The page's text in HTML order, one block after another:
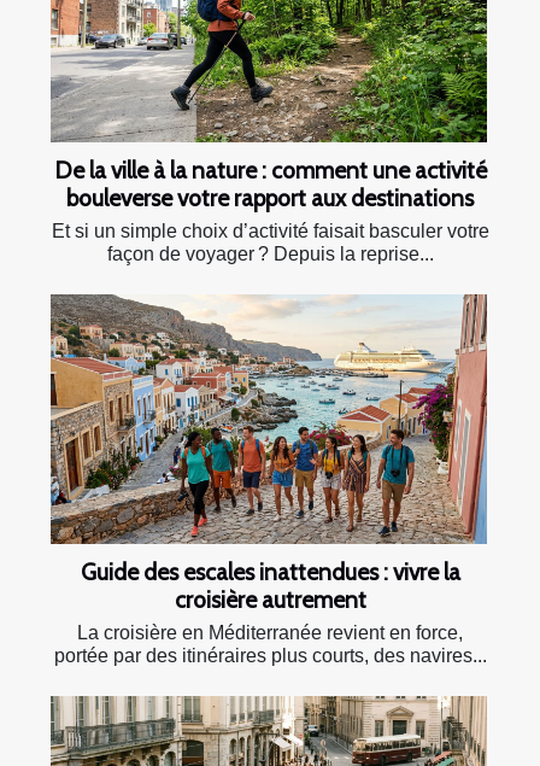
De la ville à la nature : comment une activité
bouleverse votre rapport aux destinations
Et si un simple choix d’activité faisait basculer votre
façon de voyager ? Depuis la reprise...
Guide des escales inattendues : vivre la
croisière autrement
La croisière en Méditerranée revient en force,
portée par des itinéraires plus courts, des navires...